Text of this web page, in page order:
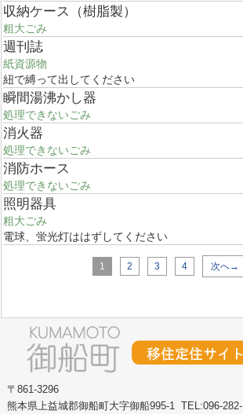
収納ケース（樹脂製）
粗大ごみ
週刊誌
紙資源物
紐で縛って出してください
瞬間湯沸かし器
処理できないごみ
消火器
処理できないごみ
消防ホース
処理できないごみ
照明器具
粗大ごみ
電球、蛍光灯ははずしてください
1 2 3 4 次へ→
〒861-3296
熊本県上益城郡御船町大字御船995-1 TEL:096-282-